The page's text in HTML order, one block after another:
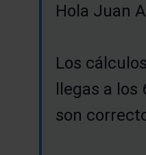
Hola Juan
Los
llegas a los
son